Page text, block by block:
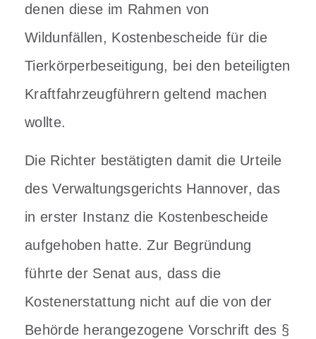
denen diese im Rahmen von
Wildunfällen, Kostenbescheide für die
Tierkörperbeseitigung, bei den beteiligten
Kraftfahrzeugführern geltend machen
wollte.
Die Richter bestätigten damit die Urteile
des Verwaltungsgerichts Hannover, das
in erster Instanz die Kostenbescheide
aufgehoben hatte. Zur Begründung
führte der Senat aus, dass die
Kostenerstattung nicht auf die von der
Behörde herangezogene Vorschrift des §